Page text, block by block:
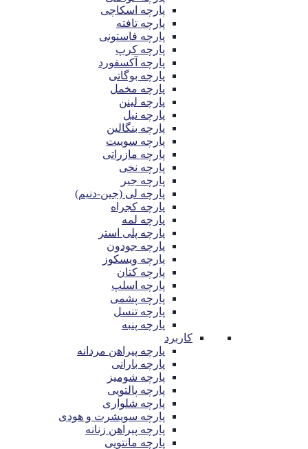
پارچه اسکاچی
پارچه تافته
پارچه فاستونی
پارچه کرپ
پارچه آکسفورد
پارچه بوگاتی
پارچه مخمل
پارچه لینن
پارچه نیل
پارچه بنگالین
پارچه سوییت
پارچه مازراتی
پارچه نخی
پارچه جیر
پارچه لی (جین-دنیم)
پارچه کجراه
پارچه لمه
پارچه پلی استر
پارچه جودون
پارچه ویسکوز
پارچه کتان
پارچه اسلپ
پارچه پشمی
پارچه تنسل
پارچه پنبه
کاربرد
پارچه پیراهن مردانه
پارچه بارانی
پارچه شومیز
پارچه پالتویی
پارچه شلواری
پارچه سویشرت و هودی
پارچه پیراهن زنانه
پارچه مانتویی